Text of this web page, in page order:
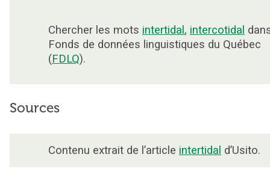
Chercher les mots intertidal , intercotidal
Fonds de données linguistiques du Québec
(FDLQ).
Sources
Contenu extrait de l’article intertidal d’Usito.